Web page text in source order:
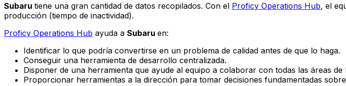
Subaru tiene una gran cantidad de datos recopilados. Con el Proficy Operations Hub, el
producción (tiempo de inactividad).
Proficy Operations Hub ayuda a Subaru en:
Identificar lo que podría convertirse en un problema de calidad antes de que lo haga.
Conseguir una herramienta de desarrollo centralizada.
Disponer de una herramienta que ayude al equipo a colaborar con todas las áreas de
Proporcionar herramientas a la dirección para tomar decisiones fundamentadas